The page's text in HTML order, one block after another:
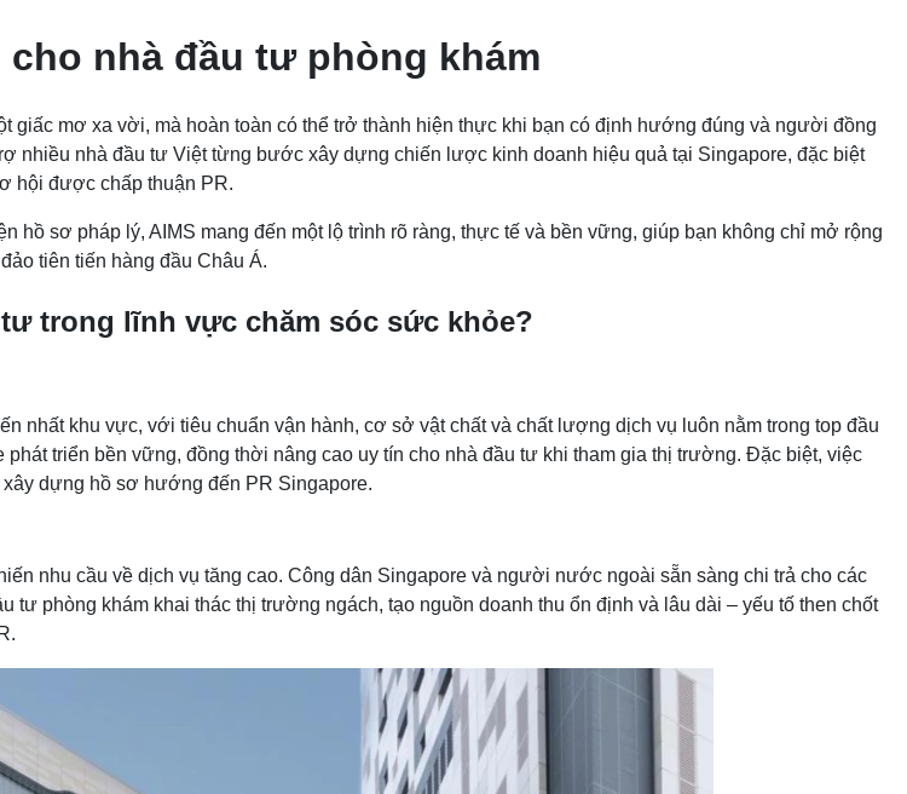
nhà đầu tư phòng khám
giấc mơ xa vời, mà hoàn toàn có thể trở thành hiện thực khi bạn có định hướng đúng và người đồng
nhiều nhà đầu tư Việt từng bước xây dựng chiến lược kinh doanh hiệu quả tại Singapore, đặc biệt
hội được chấp thuận PR.
sơ pháp lý, AIMS mang đến một lộ trình rõ ràng, thực tế và bền vững, giúp bạn không chỉ mở rộng
tiên tiến hàng đầu Châu Á.
trong lĩnh vực chăm sóc sức khỏe?
nhất khu vực, với tiêu chuẩn vận hành, cơ sở vật chất và chất lượng dịch vụ luôn nằm trong top đầu
triển bền vững, đồng thời nâng cao uy tín cho nhà đầu tư khi tham gia thị trường. Đặc biệt, việc
dựng hồ sơ hướng đến PR Singapore.
nhu cầu về dịch vụ tăng cao. Công dân Singapore và người nước ngoài sẵn sàng chi trả cho các
phòng khám khai thác thị trường ngách, tạo nguồn doanh thu ổn định và lâu dài – yếu tố then chốt